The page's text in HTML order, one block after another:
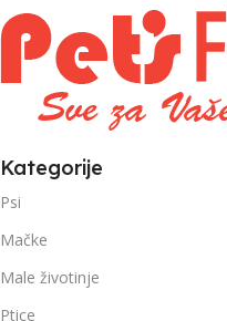
1kg – 3kg
Kategorije
Psi
Mačke
Male životinje
Ptice